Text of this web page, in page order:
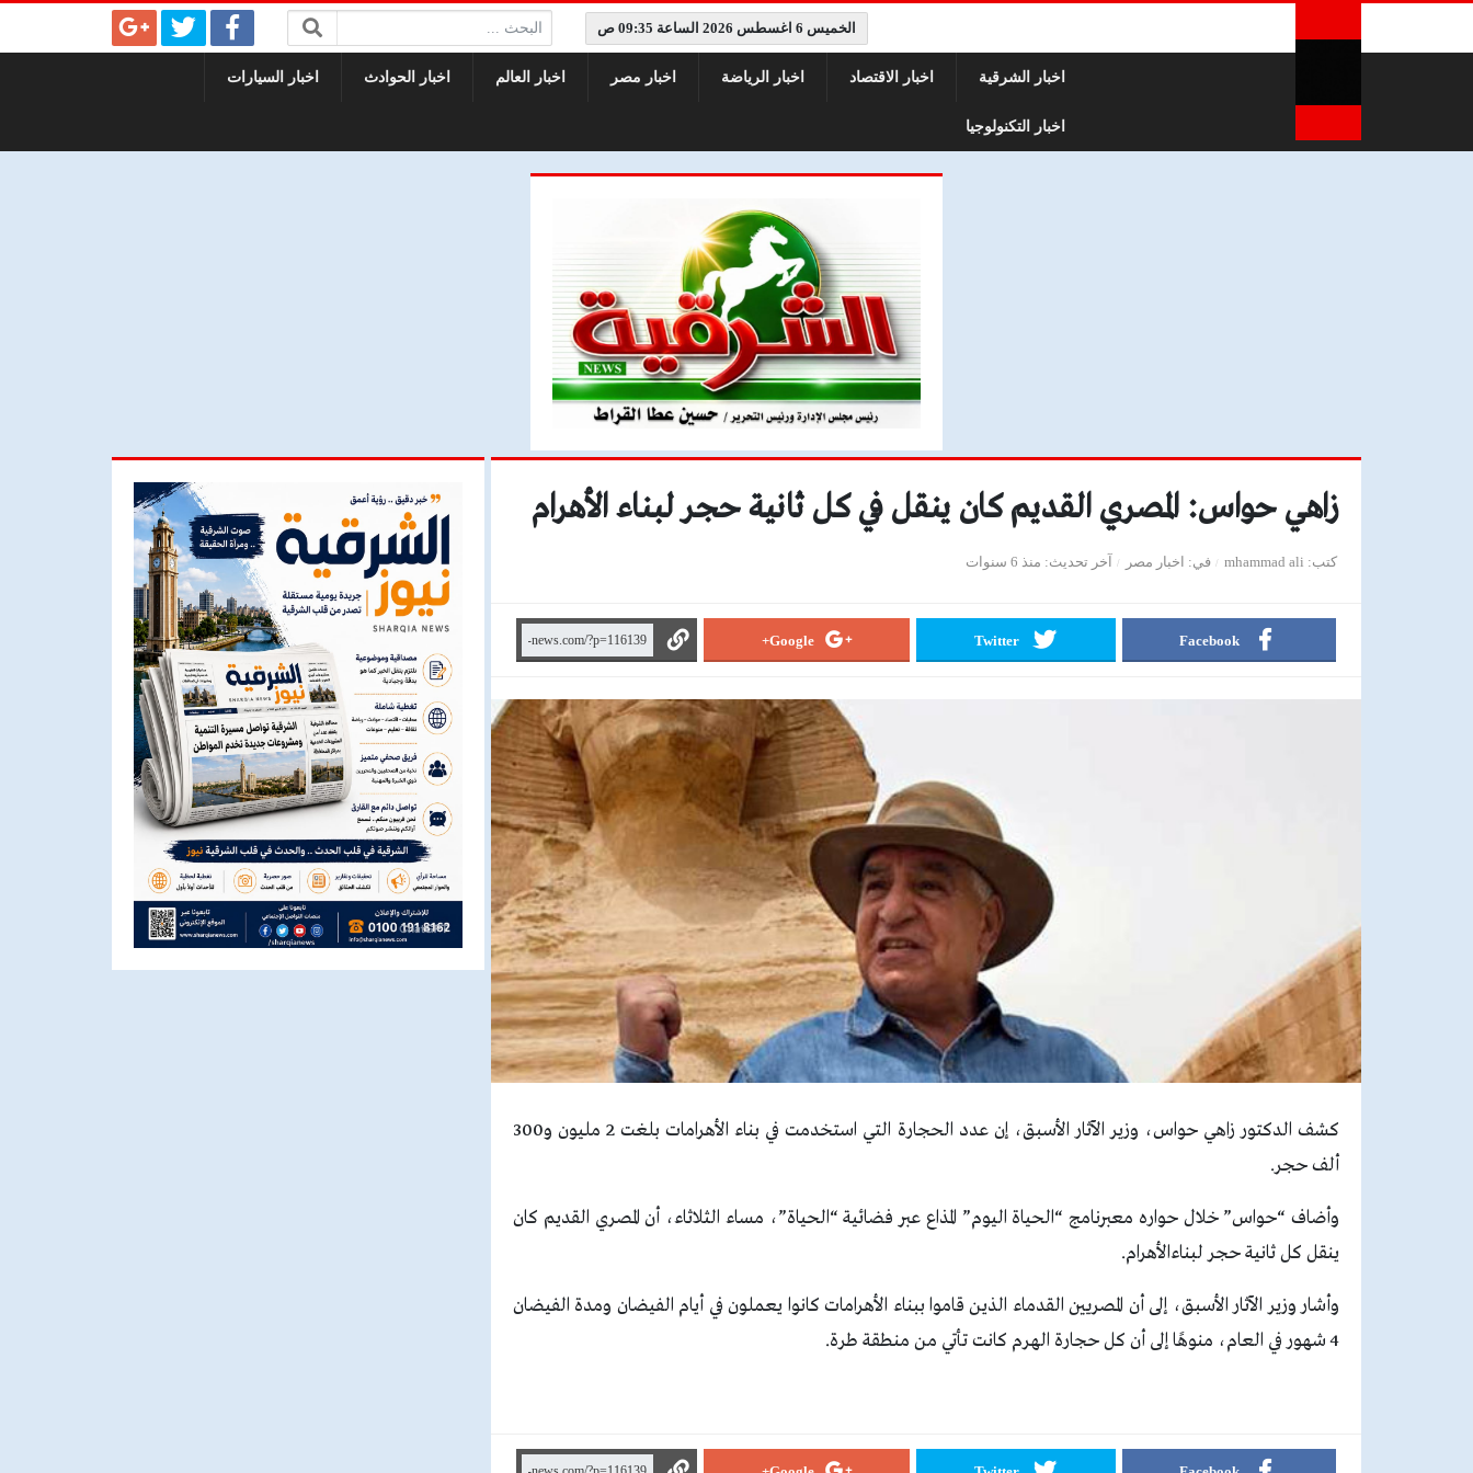
الخميس 6 اغسطس 2026 الساعة 09:35 ص البحث:
اخبار الشرقية اخبار الاقتصاد اخبار الرياضة اخبار مصر اخبار العالم اخبار الحوادث اخبار السيارات
اخبار التكنولوجيا
زاهي حواس: المصري القديم كان ينقل في كل ثانية حجر لبناء الأهرام
كتب mhammad ali في اخبار مصر آخر تحديث منذ 6 سنوات
Facebook
Twitter
Google+
كشف الدكتور زاهي حواس، وزير الآثار الأسبق، إن عدد الحجارة التي استخدمت في بناء الأهرامات بلغت 2 مليون و300
ألف حجر.
وأضاف “حواس” خلال حواره معبرنامج “الحياة اليوم” المذاع عبر فضائية “الحياة”، مساء الثلاثاء، أن المصري القديم كان
ينقل كل ثانية حجر لبناءالأهرام.
وأشار وزير الآثار الأسبق، إلى أن المصريين القدماء الذين قاموا ببناء الأهرامات كانوا يعملون في أيام الفيضان ومدة الفيضان
4 شهور في العام، منوهًا إلى أن كل حجارة الهرم كانت تأتي من منطقة طرة.